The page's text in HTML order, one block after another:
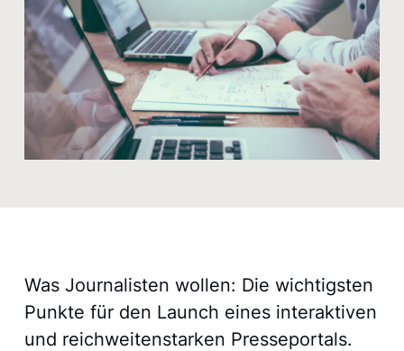
Was Journalisten wollen: Die wichtigsten
Punkte für den Launch eines interaktiven
und reichweitenstarken Presseportals.